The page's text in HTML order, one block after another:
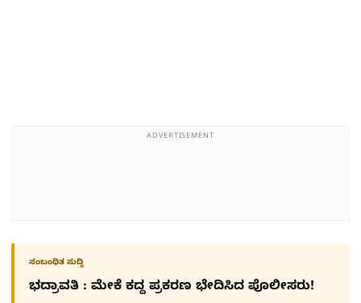
ADVERTISEMENT
ಸಂಬಂಧಿತ ಸುದ್ದಿ
ಭದ್ರಾವತಿ : ಮೇಕೆ ಕದ್ದ ಪ್ರಕರಣ ಭೇದಿಸಿದ ಪೊಲೀಸರು!